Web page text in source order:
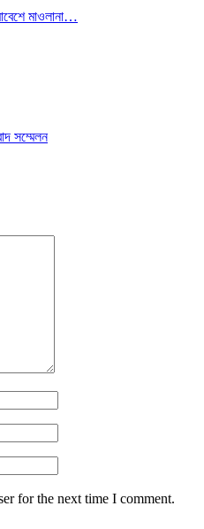
মাওলানা…
সম্মেলন
for the next time I comment.